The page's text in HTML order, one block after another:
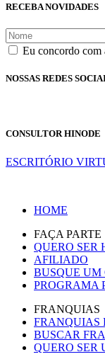
RECEBA NOVIDADES
Eu concordo com
NOSSAS REDES
CONSULTOR HINODE
ESCRITÓRIO
HOME
FAÇA PARTE
QUERO SER
AFILIADO
BUSQUE UM
PROGRAMA
FRANQUIAS
FRANQUIAS
BUSCAR
QUERO SER